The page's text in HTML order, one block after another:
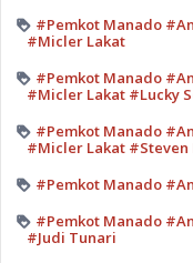
#Pemkot Manado
#Micler Lakat
#Pemkot Manado
#Micler Lakat #Lucky
#Pemkot Manado
#Micler Lakat #Steven
#Pemkot Manado
#Pemkot Manado
#Judi Tunari